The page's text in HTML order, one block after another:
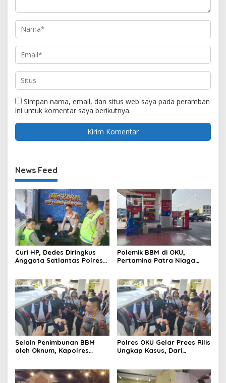
Simpan nama, email, dan situs web saya pada peramban
ini untuk komentar saya berikutnya.
News Feed
Curi HP, Dedes Diringkus
Anggota Satlantas Polres
Polemik BBM di OKU,
Pertamina Patra Niaga
BBM Subsidi dan Perkuat
Pengawasan di Kabupaten
Ogan Komering Ulu
Selain Penimbunan BBM
oleh Oknum, Kapolres
Niaga Bungkam
Polres OKU Gelar Prees Rilis
Ungkap Kasus, Dari